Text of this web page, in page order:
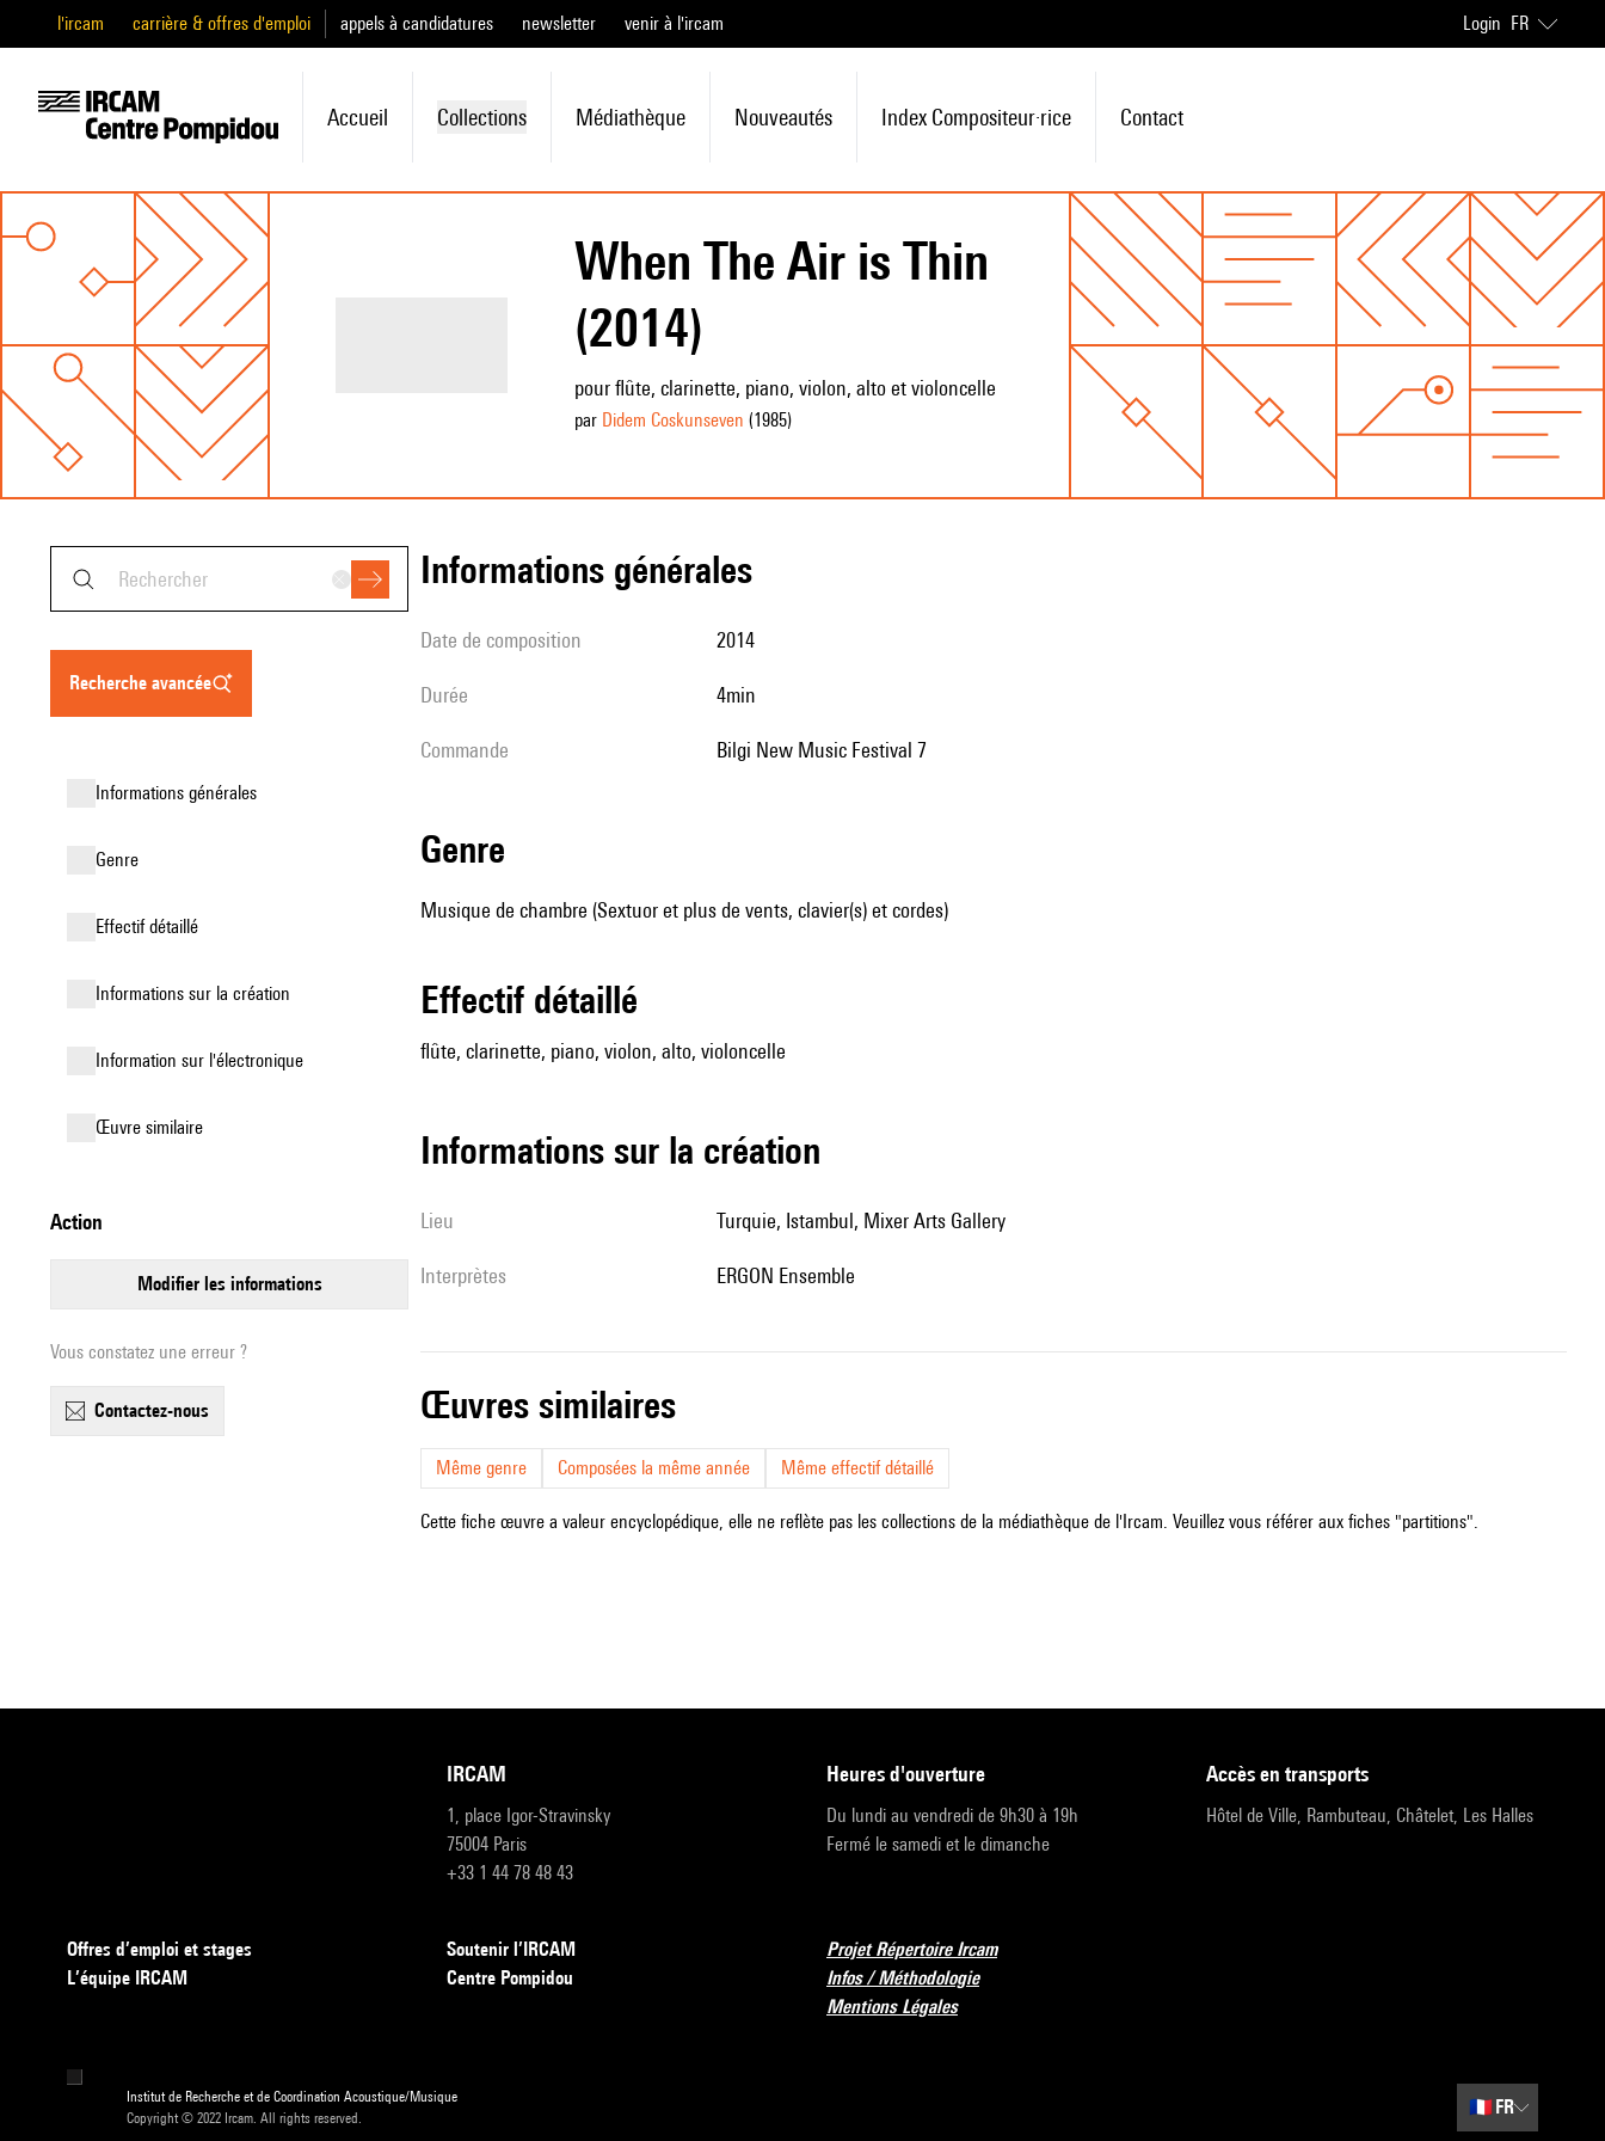
l'ircam carrière & offres d'emploi appels à candidatures newsletter venir à l'ircam Login FR
Accueil Collections Médiathèque Nouveautés Index Compositeur·rice Contact
When The Air is Thin
(2014)
pour flûte, clarinette, piano, violon, alto et violoncelle
par Didem Coskunseven (1985)
recherche avancée
informations générales
genre
effectif détaillé
informations sur la création
Information sur l'électronique
œuvre similaire
action
modifier les informations
Vous constatez une erreur ?
contactez-nous
informations générales
date de composition 2014
durée 4min
Commande Bilgi New Music Festival 7
genre
Musique de chambre (Sextuor et plus de vents, clavier(s) et cordes)
effectif détaillé
flûte, clarinette, piano, violon, alto, violoncelle
informations sur la création
lieu Turquie, Istambul, Mixer Arts Gallery
interprètes ERGON Ensemble
œuvres similaires
Même genre Composées la même année Même effectif détaillé
Cette fiche œuvre a valeur encyclopédique, elle ne reflète pas les collections de la médiathèque de l'Ircam. Veuillez vous référer aux fiches "partitions".
IRCAM
1, place Igor-Stravinsky
75004 Paris
+33 1 44 78 48 43
heures d'ouverture
Du lundi au vendredi de 9h30 à 19h
Fermé le samedi et le dimanche
accès en transports
Hôtel de Ville, Rambuteau, Châtelet, Les Halles
Offres d’emploi et stages
L’équipe IRCAM
Soutenir l’IRCAM
Centre Pompidou
Projet Répertoire Ircam
Infos / Méthodologie
Mentions Légales
Institut de Recherche et de Coordination Acoustique/Musique
Copyright © 2022 Ircam. All rights reserved.
🇫🇷 FR